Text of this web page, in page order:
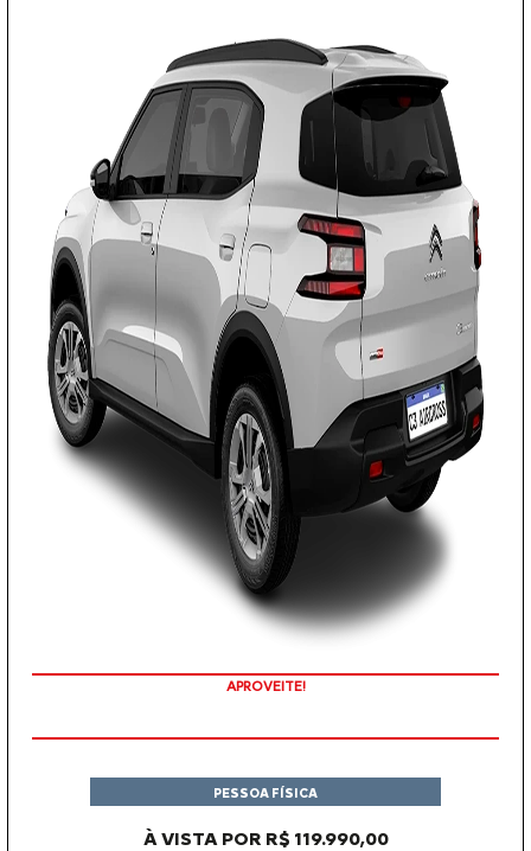
APROVEITE!
À VISTA POR R$ 119.990,00
PESSOA FÍSICA